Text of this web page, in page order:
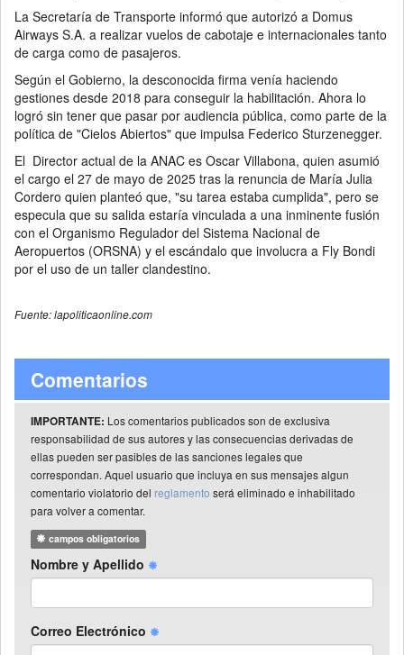
La Secretaría de Transporte informó que autorizó a Domus
Airways S.A. a realizar vuelos de cabotaje e internacionales tanto
de carga como de pasajeros.
Según el Gobierno, la desconocida firma venía haciendo
gestiones desde 2018 para conseguir la habilitación. Ahora lo
logró sin tener que pasar por audiencia pública, como parte de la
política de "Cielos Abiertos" que impulsa Federico Sturzenegger.
El Director actual de la ANAC es Oscar Villabona, quien asumió
el cargo el 27 de mayo de 2025 tras la renuncia de María Julia
Cordero quien planteó que, "su tarea estaba cumplida", pero se
especula que su salida estaría vinculada a una inminente fusión
con el Organismo Regulador del Sistema Nacional de
Aeropuertos (ORSNA) y el escándalo que involucra a Fly Bondi
por el uso de un taller clandestino.
Fuente: lapoliticaonline.com
Comentarios
IMPORTANTE: Los comentarios publicados son de exclusiva
responsabilidad de sus autores y las consecuencias derivadas de
ellas pueden ser pasibles de las sanciones legales que
correspondan. Aquel usuario que incluya en sus mensajes algun
comentario violatorio del reglamento será eliminado e inhabilitado
para volver a comentar.
campos obligatorios
Nombre y Apellido
Correo Electrónico